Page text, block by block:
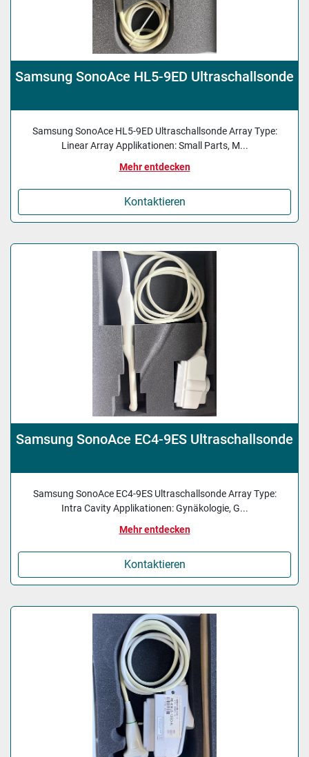
Samsung SonoAce HL5-9ED Ultraschallsonde
Samsung SonoAce HL5-9ED Ultraschallsonde Array Type:
Linear Array Applikationen: Small Parts, M...
Mehr entdecken
Kontaktieren
Samsung SonoAce EC4-9ES Ultraschallsonde
Samsung SonoAce EC4-9ES Ultraschallsonde Array Type:
Intra Cavity Applikationen: Gynäkologie, G...
Mehr entdecken
Kontaktieren